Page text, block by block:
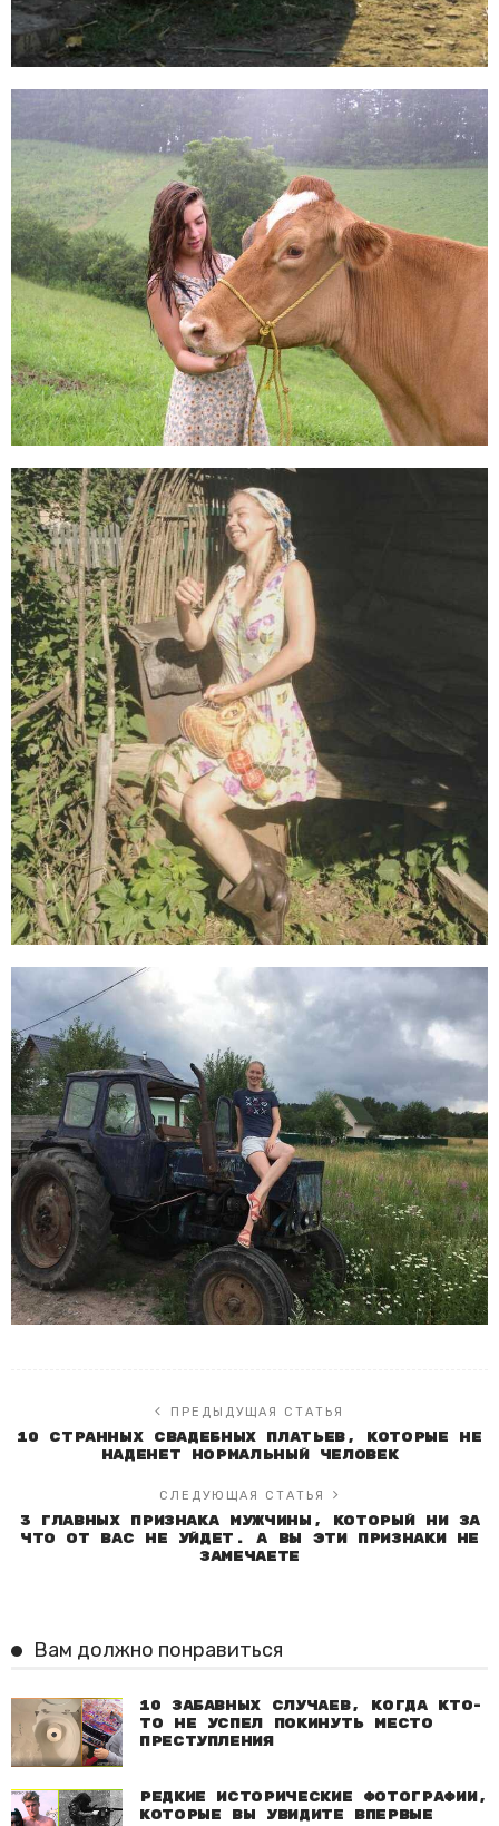
ПРЕДЫДУЩАЯ СТАТЬЯ
10 странных свадебных платьев, которые не
наденет нормальный человек
СЛЕДУЮЩАЯ СТАТЬЯ
3 главных признака мужчины, который ни за
что от вас не уйдет. А вы эти признаки не
замечаете
Вам должно понравиться
10 забавных случаев, когда кто-
то не успел покинуть место
преступления
Редкие исторические фотографии,
которые вы увидите впервые